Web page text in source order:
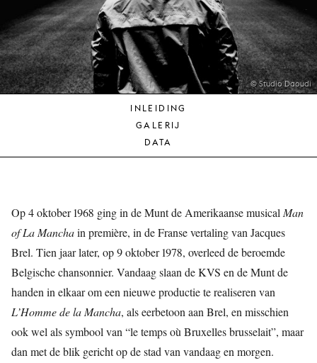
JONG
PUBLIEK
MUNT
ONS
© Studio Daoudi
INLEIDING
GALERIJ
DATA
Op 4 oktober 1968 ging in de Munt de Amerikaanse musical Man
of La Manchain première, in de Franse vertaling van Jacques
Brel. Tien jaar later, op 9 oktober 1978, overleed de beroemde
Belgische chansonnier. Vandaag slaan de KVS en de Munt de
handen in elkaar om een nieuwe productie te realiseren van
L’Homme de la Mancha, als eerbetoon aan Brel, en misschien
ook wel als symbool van “le temps où Bruxelles brusselait”, maar
dan met de blik gericht op de stad van vandaag en morgen.